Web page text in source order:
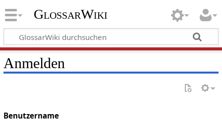
GlossarWiki
Anmelden
Benutzername